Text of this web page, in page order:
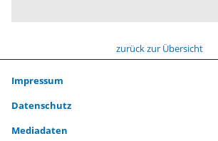
zurück zur Übersicht
Impressum
Datenschutz
Mediadaten